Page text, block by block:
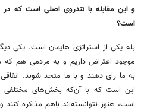
و این مقابله با تندروی اصلی است که
است؟
بله یکی از استراتژی هایمان است.
موجود اعتراض داریم و به مردمی هم که
به ما رای دهند و با ما متحد شوند.
این است که با آن‌که ‌بخش‌های مختلفی
است، هنوز نتوانسته‌اند باهم مذاکره